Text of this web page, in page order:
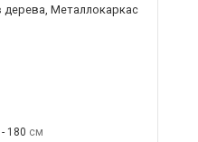
дерева, Металлокаркас
180